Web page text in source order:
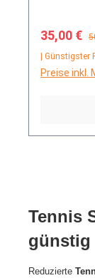
35,00 €
| Günstigster
Preise inkl.
Tennis
günstig
Reduzierte